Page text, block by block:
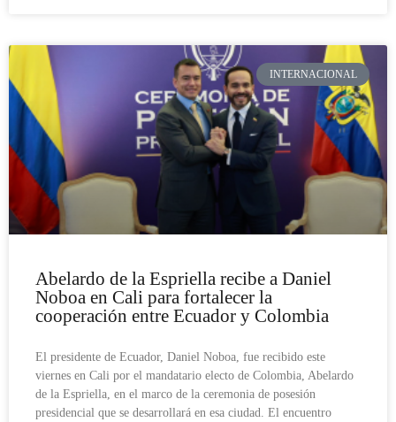
INTERNACIONAL
Abelardo de la Espriella recibe a Daniel
Noboa en Cali para fortalecer la
cooperación entre Ecuador y Colombia
El presidente de Ecuador, Daniel Noboa, fue recibido este
viernes en Cali por el mandatario electo de Colombia, Abelardo
de la Espriella, en el marco de la ceremonia de posesión
presidencial que se desarrollará en esa ciudad. El encuentro